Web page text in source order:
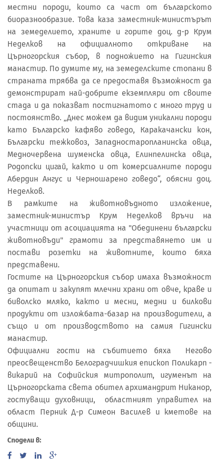
местни породи, които са част от българското
биоразнообразие. Това каза заместник-министърът
на земеделието, храните и горите доц. д-р Крум
Неделков на официалното откриване на
Църногорския събор, в подножието на Гигинския
манастир. По думите му, на земеделските стопани в
страната трябва да се предоставя възможност да
демонстрират най-добрите екземпляри от своите
стада и да показват постигнатото с много труд и
постоянство. „Днес можем да видим уникални породи
като Българско кафяво говедо, Каракачански кон,
Български тежковоз, Западностаропланинска овца,
Медночервена шуменска овца, Елинпелинска овца,
Родопски цигай, както и от комерсиалните породи
Абердин Ангус и Черношарено говедо“, обясни доц.
Неделков.
В рамките на животновъдното изложение,
заместник-министър Крум Неделков връчи на
участници от асоциацията на "Обединени български
животновъди" грамоти за представянето им и
постави розетки на животните, които бяха
представени.
Гостите на Църногорския събор имаха възможност
да опитат и закупят млечни храни от овче, краве и
биволско мляко, както и месни, медни и билкови
продукти от изложбата-базар на производители, а
също и от производството на самия Гигински
манастир.
Официални гости на събитието бяха Негово
преосвещенство Белоградчишкия епископ Поликарп -
викарий на Софийския митрополит, игуменът на
Църногорската света обител архимандрит Никанор,
гостуващи духовници, областният управител на
област Перник Д-р Симеон Василев и кметове на
общини.
Сподели в: